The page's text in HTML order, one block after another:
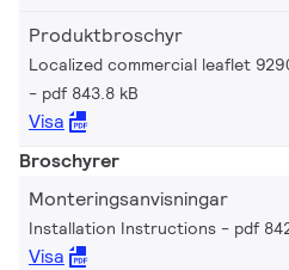
Produktbroschyr
Localized commercial leaflet
pdf 843.8 kB
Visa
Broschyrer
Monteringsanvisningar
Installation Instructions pdf
Visa